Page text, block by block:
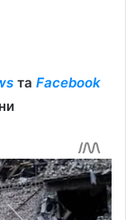
та Facebook